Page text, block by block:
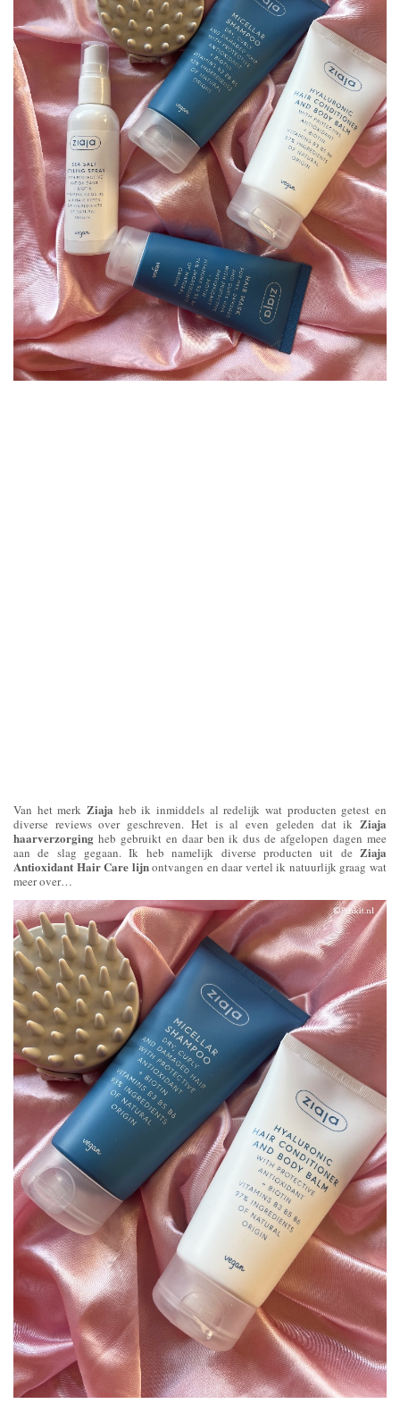
Van het merk Ziaja heb ik inmiddels al redelijk wat producten getest en
diverse reviews over geschreven. Het is al even geleden dat ik Ziaja
haarverzorging heb gebruikt en daar ben ik dus de afgelopen dagen mee
aan de slag gegaan. Ik heb namelijk diverse producten uit de Ziaja
Antioxidant Hair Care lijnontvangen en daar vertel ik natuurlijk graag wat
meer over…